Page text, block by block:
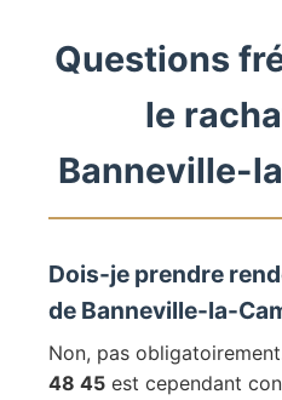
Questions
le
Banneville-
Dois-je prendre
de Banneville-la-
Non, pas
48 45 est cependant